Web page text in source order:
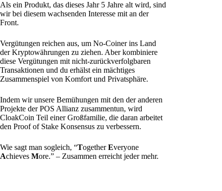
Als ein Produkt, das dieses Jahr 5 Jahre alt wird, sind
wir bei diesem wachsenden Interesse mit an der
Front.
Vergütungen reichen aus, um No-Coiner ins Land
der Kryptowährungen zu ziehen. Aber kombiniere
diese Vergütungen mit nicht-zurückverfolgbaren
Transaktionen und du erhälst ein mächtiges
Zusammenspiel von Komfort und Privatsphäre.
Indem wir unsere Bemühungen mit den der anderen
Projekte der POS Allianz zusammentun, wird
CloakCoin Teil einer Großfamilie, die daran arbeitet
den Proof of Stake Konsensus zu verbessern.
Wie sagt man sogleich, “TogetherEveryone
Achieves More.” – Zusammen erreicht jeder mehr.